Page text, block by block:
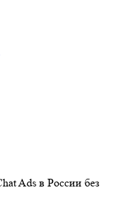
Ads в России без